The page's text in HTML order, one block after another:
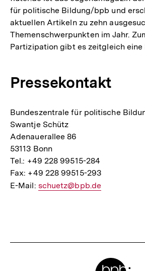
für politische Bildung/bpb und
aktuellen Artikeln zu zehn
Themenschwerpunkten im Jahr.
Partizipation gibt es zeitgleich
Pressekontakt
Bundeszentrale für politische
Swantje Schütz
Adenauerallee 86
53113 Bonn
Tel.: +49 228 99515-284
Fax: +49 228 99515-293
E-Mail: E-
schuetz@bpb.de